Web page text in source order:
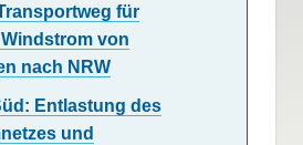
für
von
nach NRW
Entlastung des
und